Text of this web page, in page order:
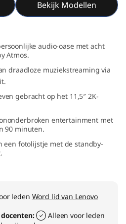
Bekijk Modellen
audio-oase met acht
Atmos.
draadloze muziekstreaming via
gebracht op het 11,5″ 2K-
entertainment met
90 minuten.
een fotolijstje met de standby-
leden Word lid van Lenovo
Alleen voor leden